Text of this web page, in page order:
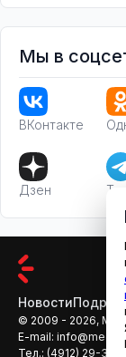
Мы в
ВКонтакте
Дзен
Новости
© 2009 - 2026,
E-mail:
Тел.: (4912) 29-33-